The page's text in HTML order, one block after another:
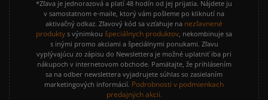
*Zľava je jednorazová a platí 48 hodín od jej prijatia. Nájdete ju
v samostatnom e-maile, ktorý vám pošleme po kliknutí na
aktivačný odkaz. Zľavový kód sa vzťahuje na nezľavnené
produkty s výnimkou špeciálnych produktov , nekombinuje sa
s inými promo akciami a špeciálnymi ponukami. Zľavu
vyplývajúcu zo zápisu do Newslettera je možné uplatniť iba pri
nákupoch v internetovom obchode. Pamätajte, že prihlásením
sa na odber newslettera vyjadrujete súhlas so zasielaním
marketingových informácií. Podrobnosti v podmienkach
predajných akcií.